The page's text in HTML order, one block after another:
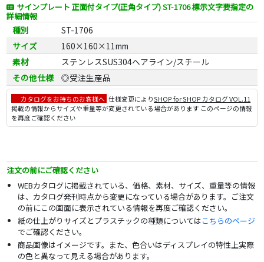
サインプレート 正面付タイプ(正角タイプ) ST-1706 標示文字要指定の
詳細情報
種別
ST-1706
サイズ
160×160×11mm
素材
ステンレスSUS304ヘアライン/スチール
その他仕様
◎受注生産品
カタログをお持ちのお客様へ 仕様変更によりSHOP for SHOP カタログ VOL.11
掲載の情報からサイズや重量等が変更されている場合があります このページの情報
を再度ご確認ください
注文の前にご確認ください
WEBカタログに掲載されている、価格、素材、サイズ、重量等の情報
は、カタログ発刊時点から変更になっている場合があります。ご注文
の前にこの画面に表示されている情報を再度ご確認ください。
紙の仕上がりサイズとプラスチックの種類についてはこちらのページ
でご確認ください。
商品画像はイメージです。また、色合いはディスプレイの特性上実際
の色と異なって見える場合があります。